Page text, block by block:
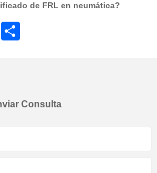
de FRL en neumática?
LinkedIn
Consulta